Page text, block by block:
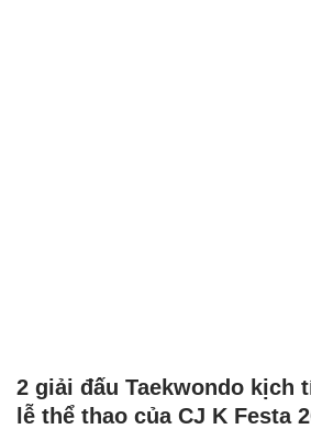
2 giải đấu Taekwondo kịch
lễ thể thao của CJ K Festa